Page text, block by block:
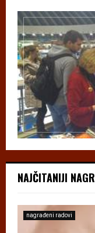
NAJČITANIJI
nagrađeni radovi